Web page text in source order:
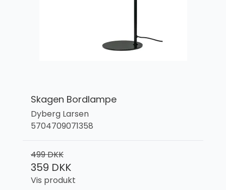
Skagen Bordlampe
Dyberg Larsen
5704709071358
499 DKK
359 DKK
Vis produkt